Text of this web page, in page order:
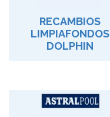
RECAMBIOS
LIMPIAFONDOS
DOLPHIN